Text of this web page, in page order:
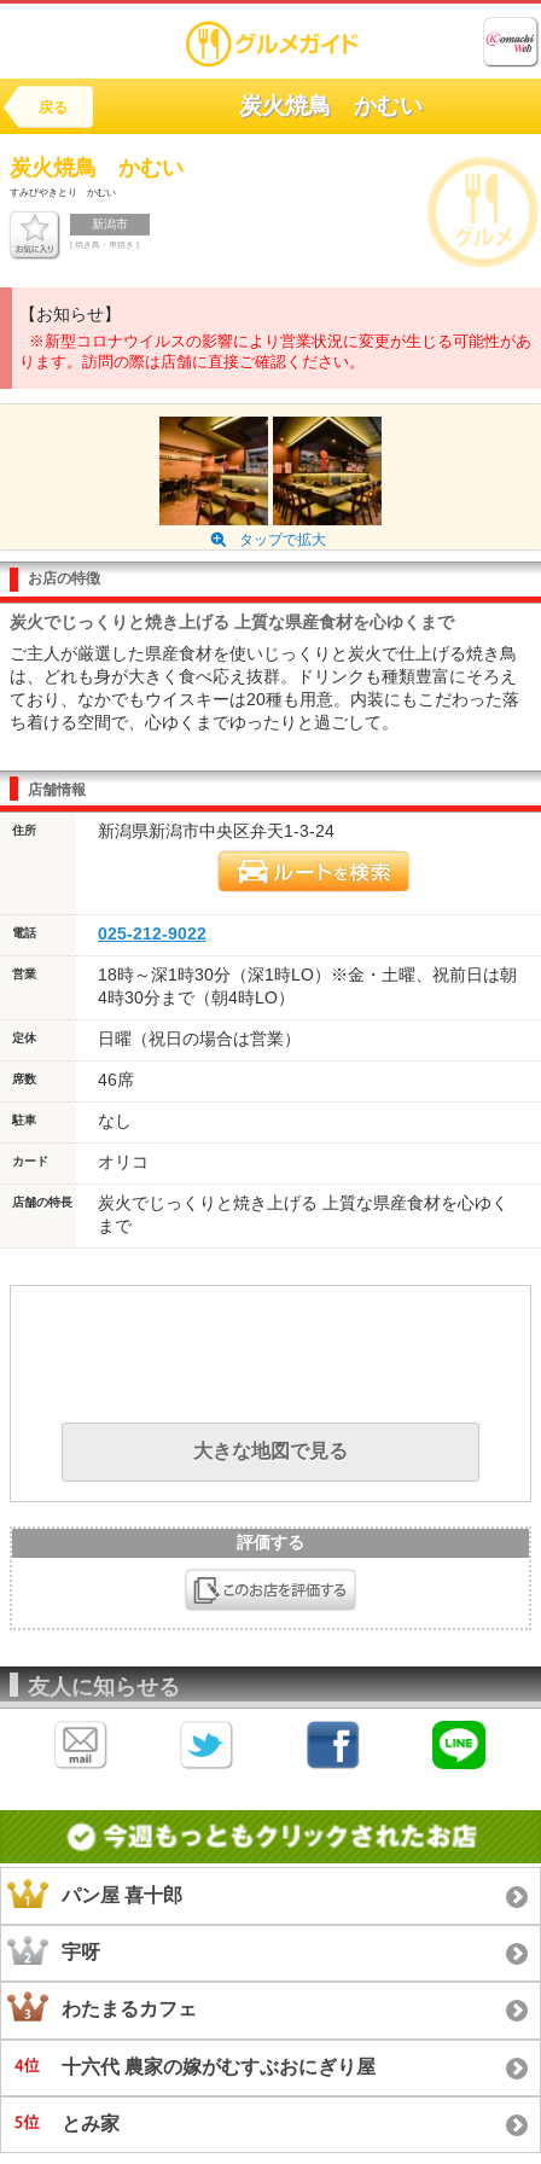
戻る 炭火焼鳥 かむい
炭火焼鳥 かむい
すみびやきとり かむい
新潟市
[ 焼き鳥・串焼き ]
【お知らせ】
※新型コロナウイルスの影響により営業状況に変更が生じる可能性があ
ります。訪問の際は店舗に直接ご確認ください。
タップで拡大
お店の特徴
炭火でじっくりと焼き上げる 上質な県産食材を心ゆくまで
ご主人が厳選した県産食材を使いじっくりと炭火で仕上げる焼き鳥
は、どれも身が大きく食べ応え抜群。ドリンクも種類豊富にそろえ
ており、なかでもウイスキーは20種も用意。内装にもこだわった落
ち着ける空間で、心ゆくまでゆったりと過ごして。
店舗情報
住所 新潟県新潟市中央区弁天1-3-24
電話 025-212-9022
営業
18時～深1時30分（深1時LO）※金・土曜、祝前日は朝
4時30分まで（朝4時LO）
定休 日曜（祝日の場合は営業）
席数 46席
駐車 なし
カード オリコ
店舗の特長
炭火でじっくりと焼き上げる 上質な県産食材を心ゆく
まで
大きな地図で見る
評価する
友人に知らせる
パン屋 喜十郎
宇呀
わたまるカフェ
十六代 農家の嫁がむすぶおにぎり屋
とみ家